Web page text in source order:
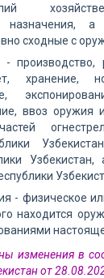
назначения,
сходные с
производство,
хранение,
ввоз оружия
- физическое
находится
изменения в
от